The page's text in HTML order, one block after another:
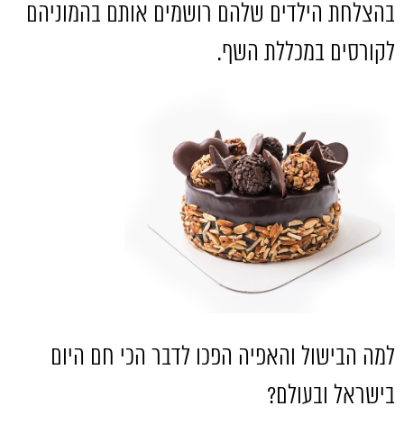
בהצלחת הילדים שלהם רושמים אותם בהמוניהם
לקורסים במכללת השף.
למה הבישול והאפיה הפכו לדבר הכי חם היום
בישראל ובעולם?